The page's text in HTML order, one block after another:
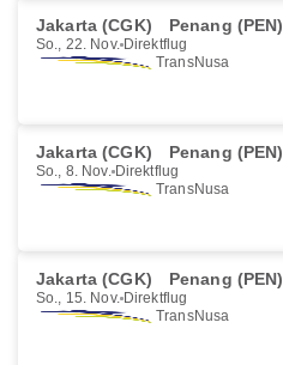
Jakarta (CGK) Penang (PEN)
So., 22. Nov. Direktflug
TransNusa
Jakarta (CGK) Penang (PEN)
So., 8. Nov. Direktflug
TransNusa
Jakarta (CGK) Penang (PEN)
So., 15. Nov. Direktflug
TransNusa